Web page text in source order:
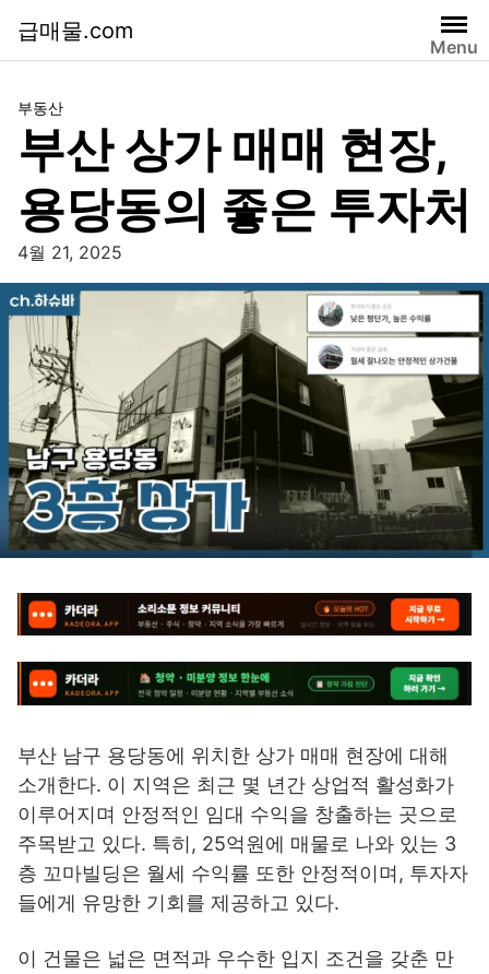
급매물.com
Menu
부동산
부산 상가 매매 현장,
용당동의 좋은 투자처
4월 21, 2025
부산 남구 용당동에 위치한 상가 매매 현장에 대해
소개한다. 이 지역은 최근 몇 년간 상업적 활성화가
이루어지며 안정적인 임대 수익을 창출하는 곳으로
주목받고 있다. 특히, 25억원에 매물로 나와 있는 3
층 꼬마빌딩은 월세 수익률 또한 안정적이며, 투자자
들에게 유망한 기회를 제공하고 있다.
이 건물은 넓은 면적과 우수한 입지 조건을 갖춘 만